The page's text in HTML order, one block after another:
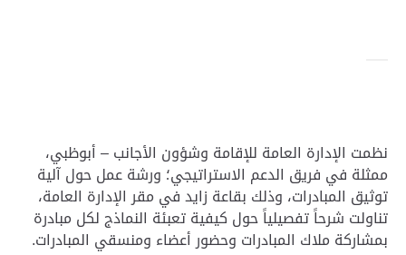
نظمت الإدارة العامة للإقامة وشؤون الأجانب – أبوظبي،
ممثلة في فريق الدعم الاستراتيجي؛ ورشة عمل حول آلية
توثيق المبادرات، وذلك بقاعة زايد في مقر الإدارة العامة،
تناولت شرحاً تفصيلياً حول كيفية تعبئة النماذج لكل مبادرة
بمشاركة ملاك المبادرات وحضور أعضاء ومنسقي المبادرات.